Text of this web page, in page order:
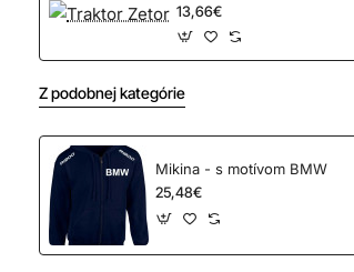
13,66€
Z podobnej kategórie
Mikina - s motívom BMW
25,48€